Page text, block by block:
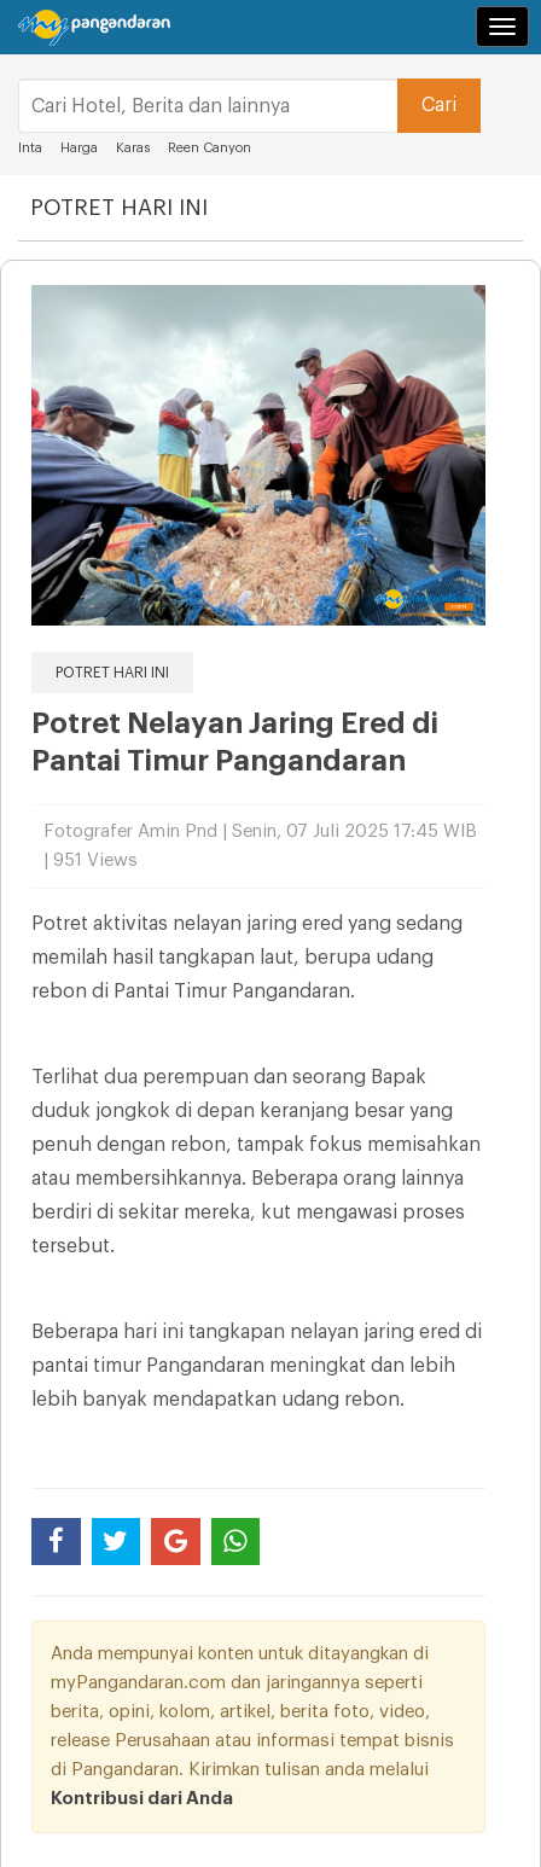
Inta Harga Karas Reen Canyon
POTRET HARI INI
POTRET HARI INI
Potret Nelayan Jaring Ered di
Pantai Timur Pangandaran
Fotografer Amin Pnd | Senin, 07 Juli 2025 17:45 WIB
| 951 Views
Potret aktivitas nelayan jaring ered yang sedang
memilah hasil tangkapan laut, berupa udang
rebon di Pantai Timur Pangandaran.
Terlihat dua perempuan dan seorang Bapak
duduk jongkok di depan keranjang besar yang
penuh dengan rebon, tampak fokus memisahkan
atau membersihkannya. Beberapa orang lainnya
berdiri di sekitar mereka, kut mengawasi proses
tersebut.
Beberapa hari ini tangkapan nelayan jaring ered di
pantai timur Pangandaran meningkat dan lebih
lebih banyak mendapatkan udang rebon.
Anda mempunyai konten untuk ditayangkan di
myPangandaran.com dan jaringannya seperti
berita, opini, kolom, artikel, berita foto, video,
release Perusahaan atau informasi tempat bisnis
di Pangandaran. Kirimkan tulisan anda melalui
Kontribusi dari Anda